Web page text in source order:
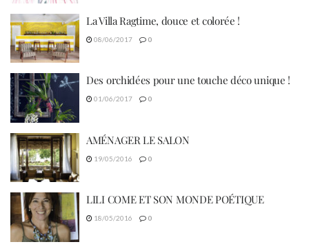
La Villa Ragtime, douce et colorée !
08/06/2017 0
Des orchidées pour une touche déco unique !
01/06/2017 0
AMÉNAGER LE SALON
19/05/2016 0
LILI COME ET SON MONDE POÉTIQUE
18/05/2016 0